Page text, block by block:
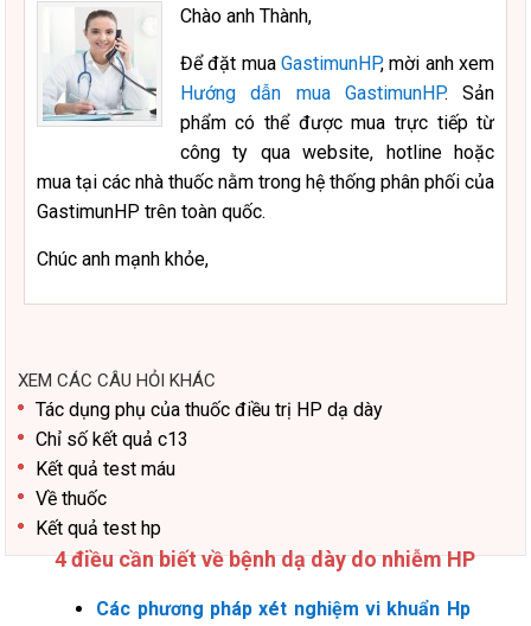
Chào anh Thành,
Để đặt mua GastimunHP, mời anh xem
Hướng dẫn mua GastimunHP. Sản
phẩm có thể được mua trực tiếp từ
công ty qua website, hotline hoặc
mua tại các nhà thuốc nằm trong hệ thống phân phối của
GastimunHP trên toàn quốc.
Chúc anh mạnh khỏe,
XEM CÁC CÂU HỎI KHÁC
Tác dụng phụ của thuốc điều trị HP dạ dày
Chỉ số kết quả c13
Kết quả test máu
Về thuốc
Kết quả test hp
4 điều cần biết về bệnh dạ dày do nhiễm HP
Các phương pháp xét nghiệm vi khuẩn Hp